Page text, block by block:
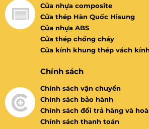
Cửa nhựa composite
Cửa thép Hàn Quốc Hisung
Cửa nhựa ABS
Cửa thép chống cháy
Cửa kính khung thép vách kính
Chính sách
Chính sách vận chuyển
Chính sách bảo hành
Chính sách đổi trả hàng và
Chính sách thanh toán